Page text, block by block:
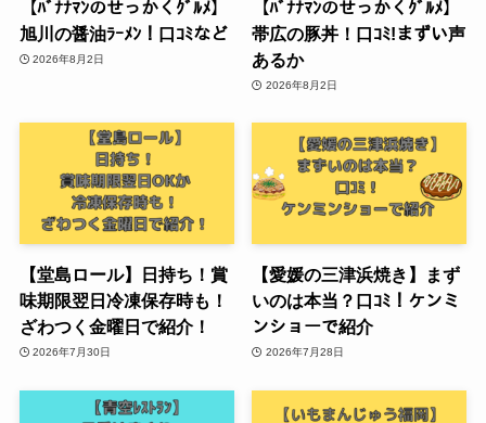
【ﾊﾞﾅﾅﾏﾝのせっかくｸﾞﾙﾒ】
旭川の醤油ﾗｰﾒﾝ！口ｺﾐなど
2026年8月2日
【ﾊﾞﾅﾅﾏﾝのせっかくｸﾞﾙﾒ】
帯広の豚丼！口ｺﾐ!まずい声
あるか
2026年8月2日
【堂島ロール】日持ち！賞
味期限翌日冷凍保存時も！
ざわつく金曜日で紹介！
2026年7月30日
【愛媛の三津浜焼き】まず
いのは本当？口ｺﾐ！ケンミ
ンショーで紹介
2026年7月28日